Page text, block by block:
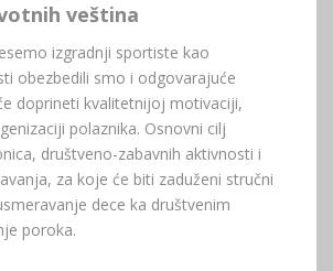
veština
izgradnji sportiste kao
obezbedili smo i odgovarajuće
doprineti kvalitetnijoj motivaciji,
polaznika. Osnovni cilj
društveno-zabavnih aktivnosti i
za koje će biti zaduženi stručni
dece ka društvenim
poroka.